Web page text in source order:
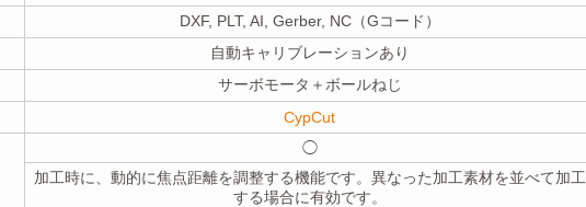
DXF, PLT, AI, Gerber, NC（Gコード）
自動キャリブレーションあり
サーボモータ＋ボールねじ
CypCut
◯
加工時に、動的に焦点距離を調整する機能です。異なった加工素材を並べて加工
する場合に有効です。